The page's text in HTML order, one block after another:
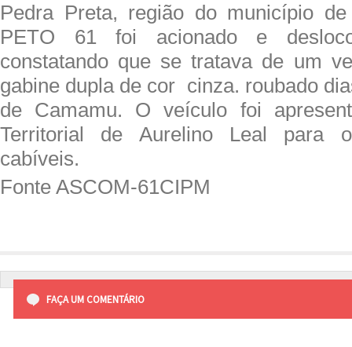
Pedra Preta, região do município
PETO 61 foi acionado e
constatando que se tratava de um
gabine dupla de cor cinza. roubado
de Camamu. O veículo foi
Territorial de Aurelino Leal para
cabíveis.
Fonte ASCOM-61CIPM
FAÇA UM COMENTÁRIO